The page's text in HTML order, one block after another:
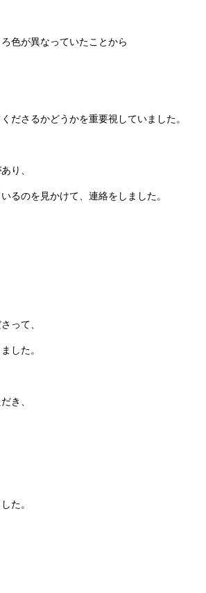
色が異なっていたことから
ださるかどうかを重要視していました。
り、
るのを見かけて、連絡をしました。
って、
した。
き、
た。